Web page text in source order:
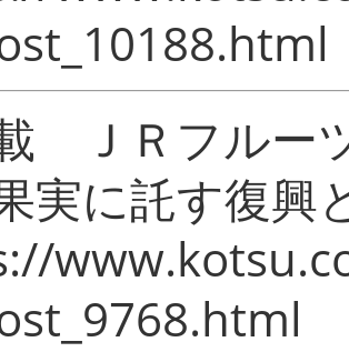
ＪＲフルー
実に託す復興